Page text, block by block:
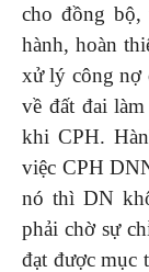
cho đồng bộ,
hành, hoàn
xử lý công nợ
về đất đai
khi CPH.
việc CPH
nó thì DN
phải chờ sự
đạt được mục